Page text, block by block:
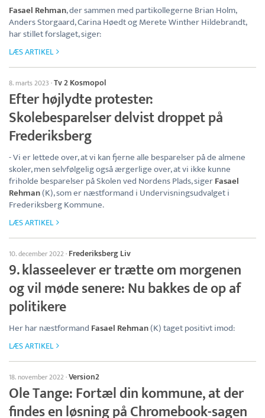
Fasael Rehman, der sammen med partikollegerne Brian Holm,
Anders Storgaard, Carina Høedt og Merete Winther Hildebrandt,
har stillet forslaget, siger:
LÆS ARTIKEL
8. marts 2023 ·Tv 2 Kosmopol
Efter højlydte protester:
Skolebesparelser delvist droppet på
Frederiksberg
- Vi er lettede over, at vi kan fjerne alle besparelser på de almene
skoler, men selvfølgelig også ærgerlige over, at vi ikke kunne
friholde besparelser på Skolen ved Nordens Plads, sigerFasael
Rehman(K), som er næstformand i Undervisningsudvalget i
Frederiksberg Kommune.
LÆS ARTIKEL
10. december 2022· Frederiksberg Liv
9. klasseelever er trætte om morgenen
og vil møde senere: Nu bakkes de op af
politikere
Her har næstformand Fasael Rehman(K) taget positivt imod:
LÆS ARTIKEL
18. november 2022·Version2
Ole Tange: Fortæl din kommune, at der
findes en løsning på Chromebook-sagen